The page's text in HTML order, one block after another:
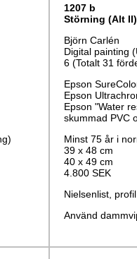
1207 b
Störning (Alt II)
Björn Carlén
Digital painting
6 (Totalt 31
Epson
Epson
Epson "Water
skummad PVC
Minst 75 år i
39 x 48 cm
40 x 49 cm
4.800 SEK
Nielsenlist,
Använd